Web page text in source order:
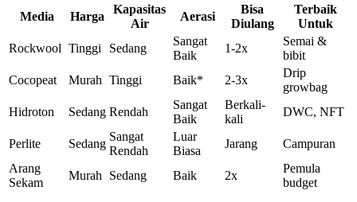
Media Harga
Kapasitas
Air
Aerasi
Bisa
Diulang
Terbaik
Untuk
Rockwool Tinggi Sedang
Sangat
Baik
1-2x
Semai &
bibit
Cocopeat
Murah Tinggi Baik* 2-3x
Drip
growbag
Hidroton
Sedang Rendah
Sangat
Baik
Berkali-
kali
DWC, NFT
Perlite Sedang
Sangat
Rendah
Luar
Biasa
Jarang
Campuran
Arang
Sekam
Murah Sedang Baik 2x
Pemula
budget